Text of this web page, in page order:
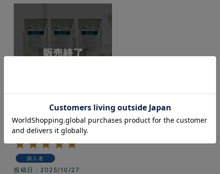
◆販売終了◆メナージュ 洗（SEN）[洗濯
補助剤] 詰め替え用 5パックセット
購入者
投稿日 2025/10/27